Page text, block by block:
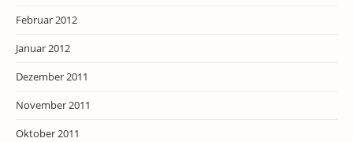
Februar 2012
Januar 2012
Dezember 2011
November 2011
Oktober 2011